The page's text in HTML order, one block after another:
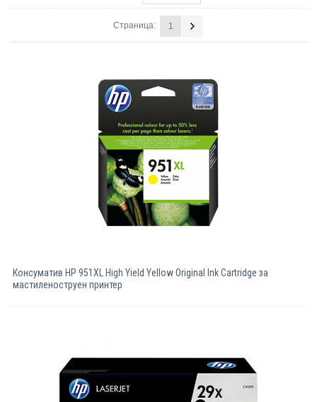
Лаптопи
Таблети
Страница: 1
Консуматив HP 951XL High Yield Yellow Original Ink Cartridge за
мастиленоструен принтер